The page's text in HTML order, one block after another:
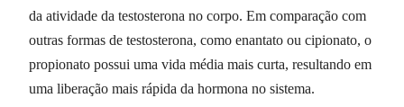
da atividade da testosterona no corpo. Em comparação com
outras formas de testosterona, como enantato ou cipionato, o
propionato possui uma vida média mais curta, resultando em
uma liberação mais rápida da hormona no sistema.